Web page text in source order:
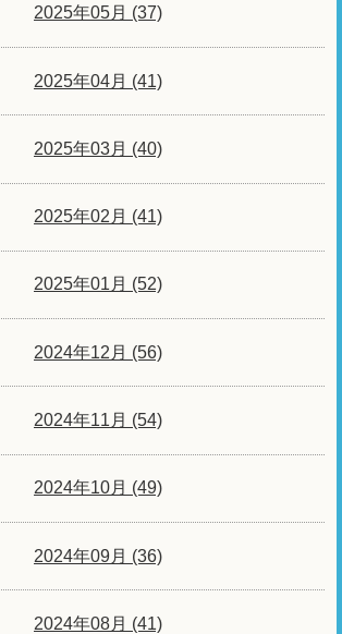
2025年05月 (37)
2025年04月 (41)
2025年03月 (40)
2025年02月 (41)
2025年01月 (52)
2024年12月 (56)
2024年11月 (54)
2024年10月 (49)
2024年09月 (36)
2024年08月 (41)